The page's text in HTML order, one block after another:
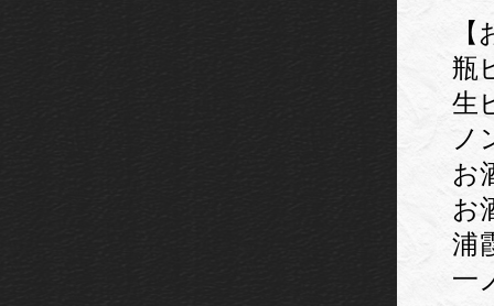
瓶
生
ノ
お
お
浦
一